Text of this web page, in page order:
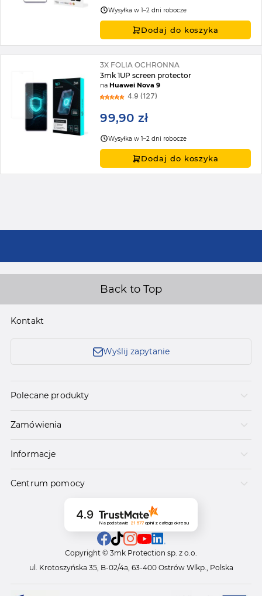
Wysyłka w 1–2 dni robocze
Dodaj do koszyka
3X FOLIA OCHRONNA
3mk 1UP screen protector
naHuawei Nova 9
4.9 (127)
99,90 zł
Wysyłka w 1–2 dni robocze
Dodaj do koszyka
Back to Top
Kontakt
Wyślij zapytanie
Polecane produkty
Zamówienia
Informacje
Centrum pomocy
4.9
Na podstawie 21 577opinii z całego okresu
Copyright © 3mk Protection sp. z o.o.
ul. Krotoszyńska 35, B-02/4a, 63-400 Ostrów Wlkp., Polska